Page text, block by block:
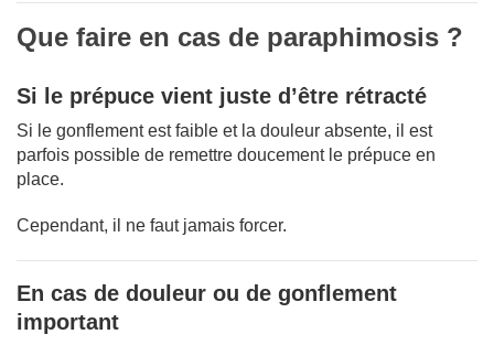
Que faire en cas de paraphimosis ?
Si le prépuce vient juste d’être rétracté
Si le gonflement est faible et la douleur absente, il est
parfois possible de remettre doucement le prépuce en
place.
Cependant, il ne faut jamais forcer.
En cas de douleur ou de gonflement
important